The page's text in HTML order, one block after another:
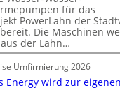
für das
PowerLahn der
Die Maschinen
der Lahn…
Umfirmierung 2026
Energy wird zur eigenen